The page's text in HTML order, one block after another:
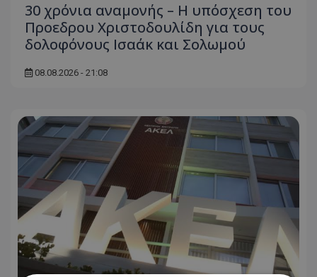
30 χρόνια αναμονής – Η υπόσχεση του
Προεδρου Χριστοδουλίδη για τους
δολοφόνους Ισαάκ και Σολωμού
08.08.2026 - 21:08